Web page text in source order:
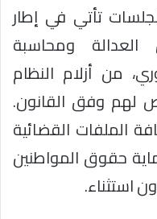
تأتي في إطار
العدالة ومحاسبة
من أزلام النظام
لهم وفق القانون.
الملفات القضائية
حقوق المواطنين
استثناء.